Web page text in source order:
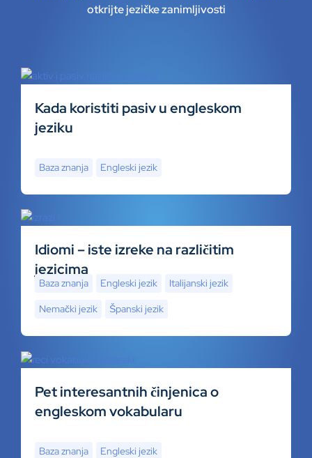
otkrijte jezičke zanimljivosti
Kada koristiti pasiv u engleskom
jeziku
Baza znanja Engleski jezik
Idiomi – iste izreke na različitim
jezicima
Baza znanja Engleski jezik Italijanski jezik
Nemački jezik Španski jezik
Pet interesantnih činjenica o
engleskom vokabularu
Baza znanja Engleski jezik